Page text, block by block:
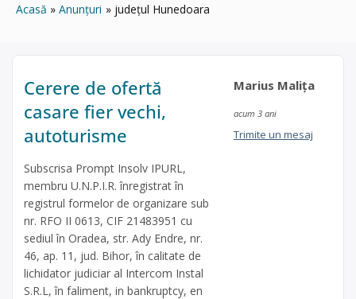
Acasă Anunțuri județul Hunedoara
Cerere de ofertă
casare fier vechi,
autoturisme
Subscrisa Prompt Insolv IPURL,
membru U.N.P.I.R. înregistrat în
registrul formelor de organizare sub
nr. RFO II 0613, CIF 21483951 cu
sediul în Oradea, str. Ady Endre, nr.
46, ap. 11, jud. Bihor, în calitate de
lichidator judiciar al Intercom Instal
S.R.L, în faliment, in bankruptcy, en
Marius Malița
acum 3 ani
Trimite un mesaj